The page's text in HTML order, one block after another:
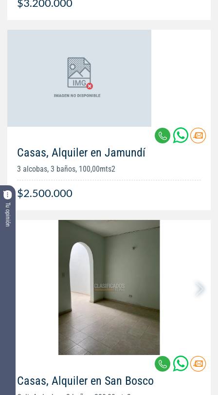
Tu opinión
$3.200.000
Casas, Alquiler en Jamundí
3 alcobas, 3 baños, 100,00mts2
$2.500.000
Casas, Alquiler en San Bosco